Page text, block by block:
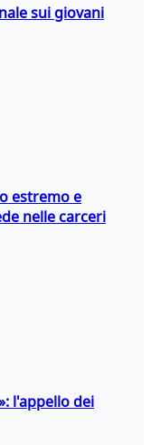
sui giovani
estremo e
nelle carceri
l'appello dei